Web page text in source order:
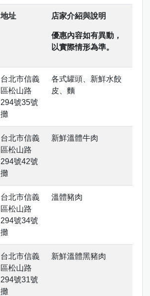
地址 店家介紹與說明
優惠內容如有異動，
以實際情形為準。
台北市信義
區松山路
294號35號
攤
各式罐頭、新鮮水餃
皮、麵
台北市信義
區松山路
294號42號
攤
新鮮溫體牛肉
台北市信義
區松山路
294號34號
攤
溫體豬肉
台北市信義
區松山路
294號31號
攤
新鮮溫體黑豬肉